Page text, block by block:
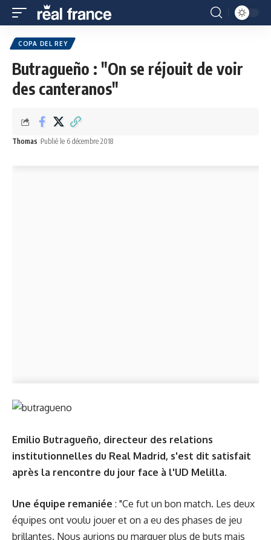
COPA DEL REY
Butragueño : "On se réjouit de voir
des canteranos"
Thomas Publié le 6 décembre 2018
Emilio Butragueño, directeur des relations
institutionnelles du Real Madrid, s'est dit satisfait
après la rencontre du jour face à l'UD Melilla.
Une équipe remaniée : "Ce fut un bon match. Les deux
équipes ont voulu jouer et on a eu des phases de jeu
brillantes. Nous aurions pu marquer plus de buts mais